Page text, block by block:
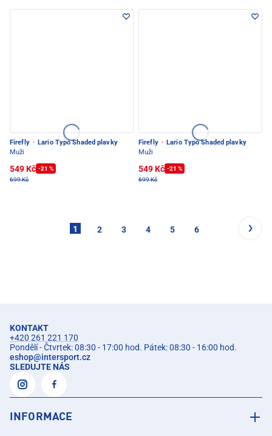
Firefly · Lario Typo Shaded plavky
Muži
549 Kč -21 %
699 Kč
Firefly · Lario Typo Shaded plavky
Muži
549 Kč -21 %
699 Kč
1 2 3 4 5 6
KONTAKT
+420 261 221 170
Pondělí - Čtvrtek: 08:30 - 17:00 hod. Pátek: 08:30 - 16:00 hod.
eshop@intersport.cz
SLEDUJTE NÁS
INFORMACE